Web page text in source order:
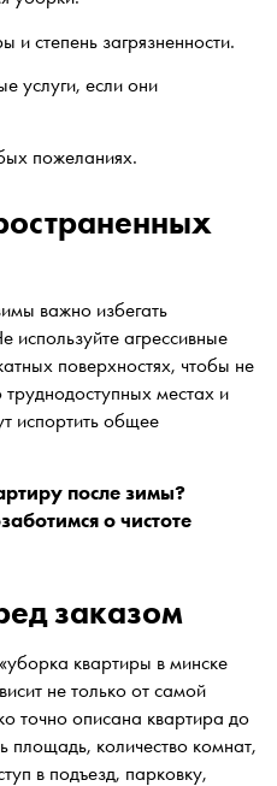
и степень загрязненности.
услуги, если они
пожеланиях.
важно избегать
агрессивные
поверхностях, чтобы не
местах и
испортить общее
после зимы?
о чистоте
заказом
квартиры в минске
не только от самой
точно описана квартира до
площадь, количество комнат,
в подъезд, парковку,